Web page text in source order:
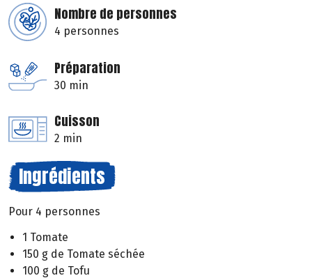
Nombre de personnes
4 personnes
Préparation
30 min
Cuisson
2 min
Ingrédients
Pour 4 personnes
1 Tomate
150 g de Tomate séchée
100 g de Tofu